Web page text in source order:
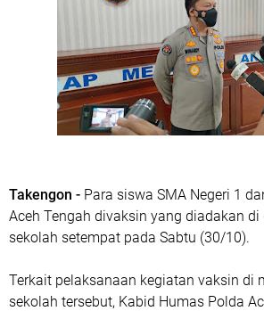
Takengon - Para siswa SMA Negeri 1
Aceh Tengah divaksin yang diadakan
sekolah setempat pada Sabtu (30/10).
Terkait pelaksanaan kegiatan vaksin di
sekolah tersebut, Kabid Humas Polda